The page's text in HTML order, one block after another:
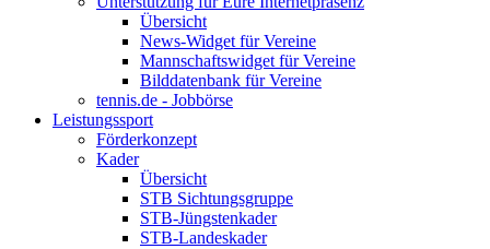
Übersicht
News-Widget für Vereine
Mannschaftswidget für Vereine
Bilddatenbank für Vereine
tennis.de - Jobbörse
Leistungssport
Förderkonzept
Kader
Übersicht
STB Sichtungsgruppe
STB-Jüngstenkader
STB-Landeskader